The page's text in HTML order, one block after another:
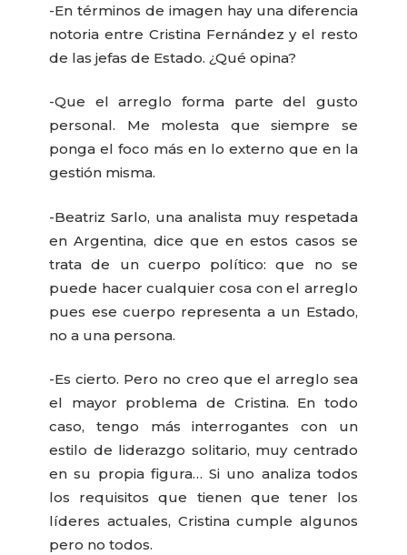
-En términos de imagen hay una diferencia
notoria entre Cristina Fernández y el resto
de las jefas de Estado. ¿Qué opina?
-Que el arreglo forma parte del gusto
personal. Me molesta que siempre se
ponga el foco más en lo externo que en la
gestión misma.
-Beatriz Sarlo, una analista muy respetada
en Argentina, dice que en estos casos se
trata de un cuerpo político: que no se
puede hacer cualquier cosa con el arreglo
pues ese cuerpo representa a un Estado,
no a una persona.
-Es cierto. Pero no creo que el arreglo sea
el mayor problema de Cristina. En todo
caso, tengo más interrogantes con un
estilo de liderazgo solitario, muy centrado
en su propia figura… Si uno analiza todos
los requisitos que tienen que tener los
líderes actuales, Cristina cumple algunos
pero no todos.